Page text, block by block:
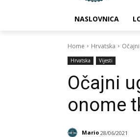
NASLOVNICA
Home Hrvatska
Hrvatska Vijesti
Očajni
onome
Mario 28/06/2021